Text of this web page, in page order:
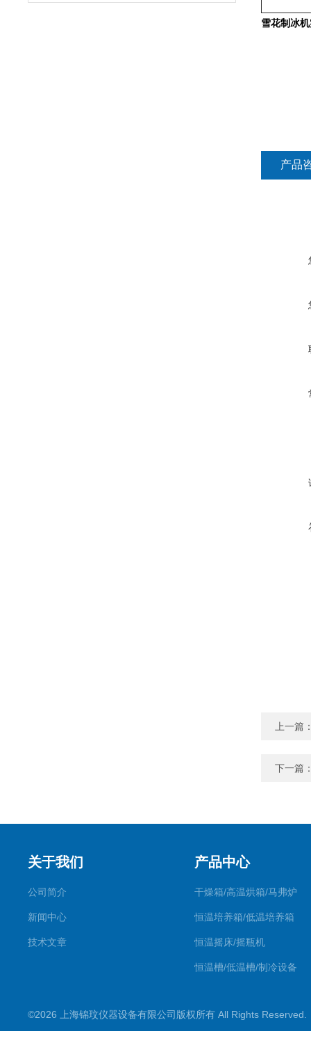
雪花制冰
产品
上一篇
下一篇
关于我们
公司简介
新闻中心
技术文章
产品中心
干燥箱/高温烘箱/马弗炉
恒温培养箱/低温培养箱
恒温摇床/摇瓶机
恒温槽/低温槽/制冷设备
超声波仪器
©2026 上海锦玟仪器设备有限公司版权所有 All Rights